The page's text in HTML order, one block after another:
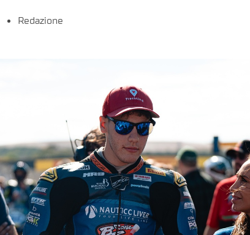
Redazione